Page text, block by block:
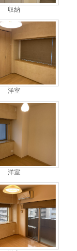
収納
洋室
洋室